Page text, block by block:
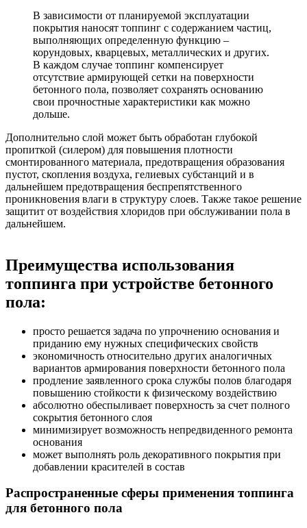
В зависимости от планируемой эксплуатации
покрытия наносят топпинг с содержанием частиц,
выполняющих определенную функцию –
корундовых, кварцевых, металлических и других.
В каждом случае топпинг компенсирует
отсутствие армирующей сетки на поверхности
бетонного пола, позволяет сохранять основанию
свои прочностные характеристики как можно
дольше.
Дополнительно слой может быть обработан глубокой
пропиткой (силером) для повышения плотности
смонтированного материала, предотвращения образования
пустот, скопления воздуха, гелиевых субстанций и в
дальнейшем предотвращения беспрепятственного
проникновения влаги в структуру слоев. Также такое решение
защитит от воздействия хлоридов при обслуживании пола в
дальнейшем.
Преимущества использования
топпинга при устройстве бетонного
пола:
просто решается задача по упрочнению основания и
приданию ему нужных специфических свойств
экономичность относительно других аналогичных
вариантов армирования поверхности бетонного пола
продление заявленного срока службы полов благодаря
повышению стойкости к физическому воздействию
абсолютно обеспыливает поверхность за счет полного
сокрытия бетонного слоя
минимизирует возможность непредвиденного ремонта
основания
может выполнять роль декоративного покрытия при
добавлении красителей в состав
Распространенные сферы применения топпинга
для бетонного пола